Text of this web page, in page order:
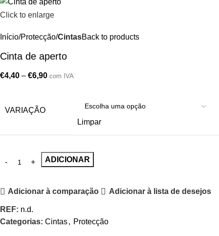
Click to enlarge
Início Protecção CintasBack to products
Cinta de aperto
€4,40 – €6,90 com IVA
VARIAÇÃO
Limpar
ADICIONAR
Adicionar à comparação Adicionar à lista de desejos
REF: n.d.
Categorias: Cintas, Protecção